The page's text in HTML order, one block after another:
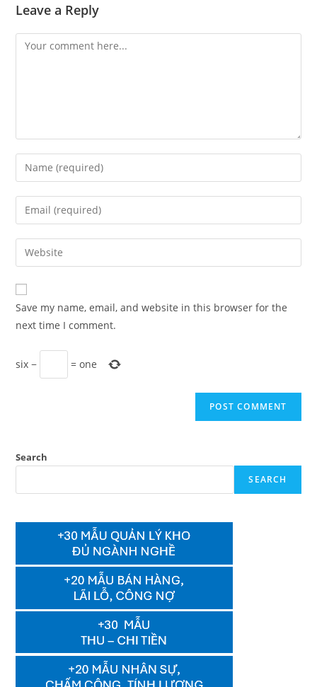
Leave a Reply
Comment
Enter
your
name
comment
Enter
your
email
address
comment
Enter
your
website
URL
(optional)
Save my name, email, and website in this browser for the
next time I comment.
six − =one
Search
SEARCH